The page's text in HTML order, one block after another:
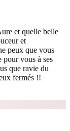
et quelle belle
et
peux que vous
vous à ses
que ravie du
fermés !!